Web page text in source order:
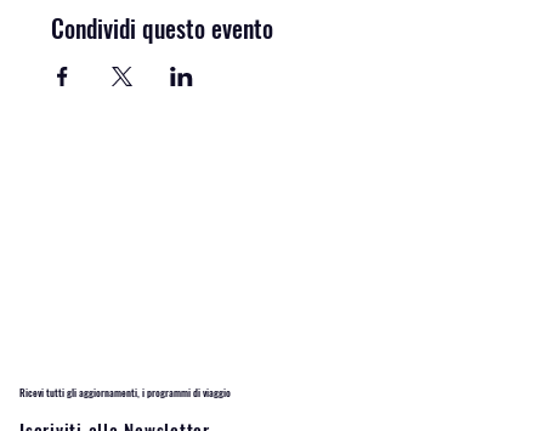
Condividi questo evento
Ricevi tutti gli aggiornamenti, i programmi di viaggio